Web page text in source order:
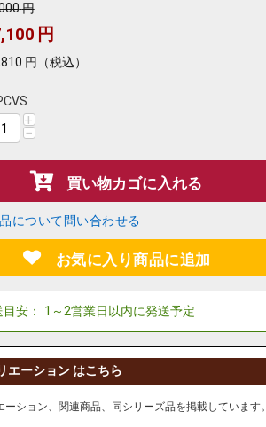
円
円
円 （税込）
+
−
買い物カゴに入れる
について問い合わせる
お気に入り商品に追加
エーション はこちら
ーション、関連商品、同シリーズ品を掲載しています。